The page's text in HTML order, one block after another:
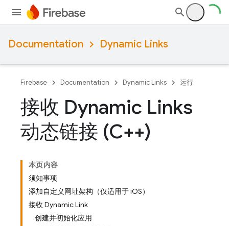
Documentation Dynamic Links
Firebase Documentation Dynamic Links 运行
接收 Dynamic Links
动态链接 (C++)
本页内容
须知事项
添加自定义网址架构（仅适用于 iOS）
接收 Dynamic Link
创建并初始化应用